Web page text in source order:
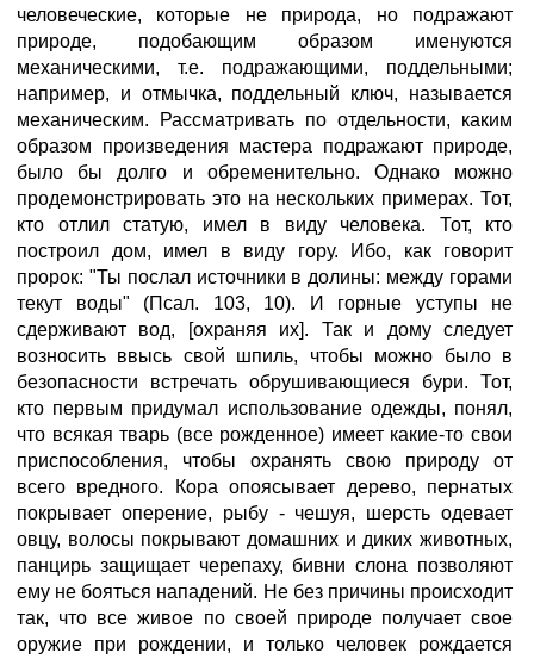
человеческие, которые не природа, но подражают
природе, подобающим образом именуются
механическими, т.е. подражающими, поддельными;
например, и отмычка, поддельный ключ, называется
механическим. Рассматривать по отдельности, каким
образом произведения мастера подражают природе,
было бы долго и обременительно. Однако можно
продемонстрировать это на нескольких примерах. Тот,
кто отлил статую, имел в виду человека. Тот, кто
построил дом, имел в виду гору. Ибо, как говорит
пророк: "Ты послал источники в долины: между горами
текут воды" (Псал. 103, 10). И горные уступы не
сдерживают вод, [охраняя их]. Так и дому следует
возносить ввысь свой шпиль, чтобы можно было в
безопасности встречать обрушивающиеся бури. Тот,
кто первым придумал использование одежды, понял,
что всякая тварь (все рожденное) имеет какие-то свои
приспособления, чтобы охранять свою природу от
всего вредного. Кора опоясывает дерево, пернатых
покрывает оперение, рыбу - чешуя, шерсть одевает
овцу, волосы покрывают домашних и диких животных,
панцирь защищает черепаху, бивни слона позволяют
ему не бояться нападений. Не без причины происходит
так, что все живое по своей природе получает свое
оружие при рождении, и только человек рождается